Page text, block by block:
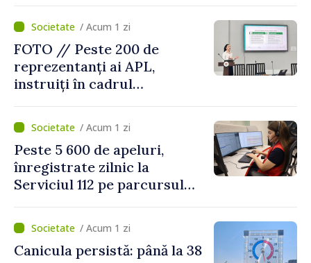
/ Acum 1 zi
FOTO // Peste 200 de
reprezentanți ai APL,
instruiți în cadrul
Mediu privind aplicarea a
două regulamente din
domeniu
/ Acum 1 zi
Peste 5 600 de apeluri,
înregistrate zilnic la
Serviciul 112 pe parcursul
cetățeni au solicitat
ambulanța/ Acum 1 zi
Canicula persistă: până la 38